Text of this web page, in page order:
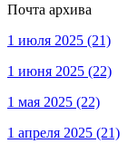
Почта архива
1 июля 2025 (21)
1 июня 2025 (22)
1 мая 2025 (22)
1 апреля 2025 (21)